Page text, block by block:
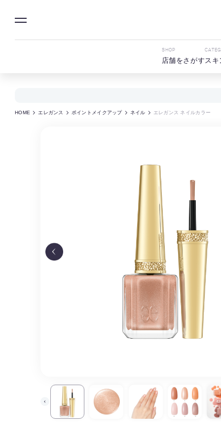
SHOP
店舗をさがすスキ
HOME エレガンス ポイントメイクアップ ネイル エレガンス ネイルカラー